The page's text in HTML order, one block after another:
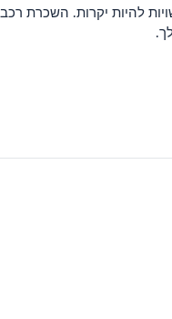
להיות יקרות.